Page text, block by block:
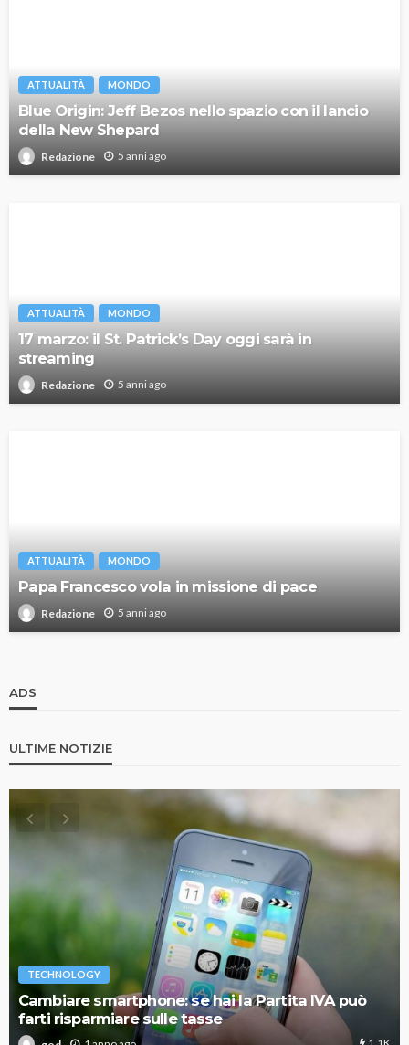
ATTUALITÀ MONDO
Blue Origin: Jeff Bezos nello spazio con il lancio
della New Shepard
Redazione 5 anni ago
ATTUALITÀ MONDO
17 marzo: il St. Patrick’s Day oggi sarà in
streaming
Redazione 5 anni ago
ATTUALITÀ MONDO
Papa Francesco vola in missione di pace
Redazione 5 anni ago
ADS
ULTIME NOTIZIE
TECHNOLOGY
Cambiare smartphone: se hai la Partita IVA può
farti risparmiare sulle tasse